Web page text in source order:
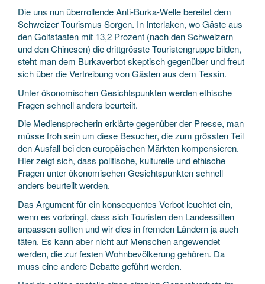
Die uns nun überrollende Anti-Burka-Welle bereitet dem
Schweizer Tourismus Sorgen. In Interlaken, wo Gäste aus
den Golfstaaten mit 13,2 Prozent (nach den Schweizern
und den Chinesen) die drittgrösste Touristengruppe bilden,
steht man dem Burkaverbot skeptisch gegenüber und freut
sich über die Vertreibung von Gästen aus dem Tessin.
Unter ökonomischen Gesichtspunkten werden ethische
Fragen schnell anders beurteilt.
Die Mediensprecherin erklärte gegenüber der Presse, man
müsse froh sein um diese Besucher, die zum grössten Teil
den Ausfall bei den europäischen Märkten kompensieren.
Hier zeigt sich, dass politische, kulturelle und ethische
Fragen unter ökonomischen Gesichtspunkten schnell
anders beurteilt werden.
Das Argument für ein konsequentes Verbot leuchtet ein,
wenn es vorbringt, dass sich Touristen den Landessitten
anpassen sollten und wir dies in fremden Ländern ja auch
täten. Es kann aber nicht auf Menschen angewendet
werden, die zur festen Wohnbevölkerung gehören. Da
muss eine andere Debatte geführt werden.